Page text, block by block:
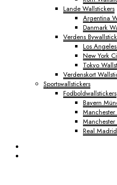
Lande Wallstickers
Argentina
Danmark
Verdens
Los
New York
Tokyo
Verdenskort
Sportswallstickers
Fodboldwallstickers
Bayern
Real